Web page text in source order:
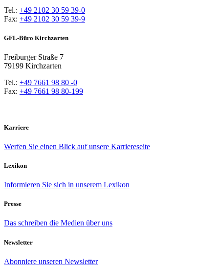
Tel.: +49 2102 30 59 39-0
Fax: +49 2102 30 59 39-9
GFL-Büro Kirchzarten
Freiburger Straße 7
79199 Kirchzarten
Tel.: +49 7661 98 80 -0
Fax: +49 7661 98 80-199
Karriere
Werfen Sie einen Blick auf unsere Karriereseite
Lexikon
Informieren Sie sich in unserem Lexikon
Presse
Das schreiben die Medien über uns
Newsletter
Abonniere unseren Newsletter